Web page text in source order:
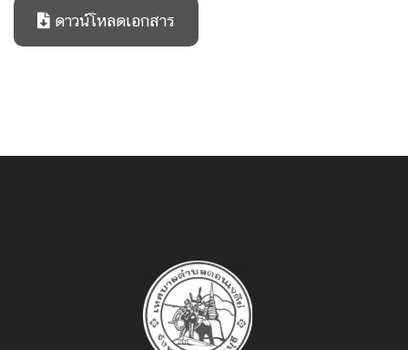
ดาวน์โหลดเอกสาร